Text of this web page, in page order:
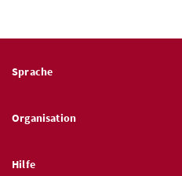
Sprache
Organisation
Hilfe